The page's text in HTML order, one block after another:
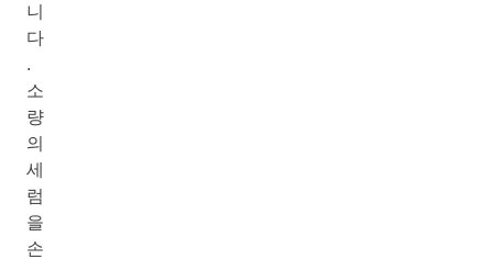
니
다
.
소
량
의
세
럼
을
손